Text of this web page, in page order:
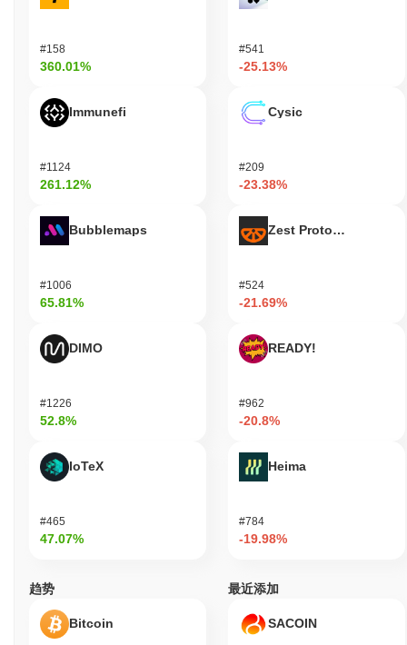
#158
360.01%
Immunefi
#1124
261.12%
Bubblemaps
#1006
65.81%
DIMO
#1226
52.8%
IoTeX
#465
47.07%
#541
-25.13%
Cysic
#209
-23.38%
Zest Protocol
#524
-21.69%
READY!
#962
-20.8%
Heima
#784
-19.98%
趋势
Bitcoin
最近添加
SACOIN